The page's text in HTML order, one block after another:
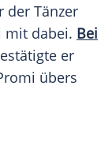
der Tänzer
mit dabei. Bei
er
übers